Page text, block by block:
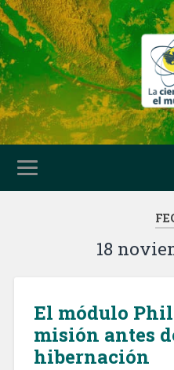
18
El módulo
misión antes
hibernación